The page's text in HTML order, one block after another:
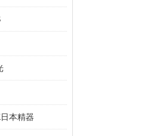
本精器